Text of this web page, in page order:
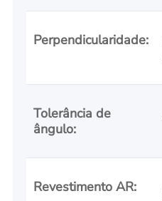
Perpendicularidade:
Tolerância de
ângulo:
Revestimento AR: